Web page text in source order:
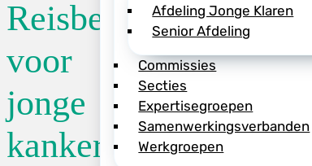
Afdeling Jonge Klaren
Senior Afdeling
Commissies
Secties
Expertisegroepen
Samenwerkingsverbanden
Werkgroepen
Reisbeurzen
voor
jonge
kankeronderzoekers
De
voor
de
2026.